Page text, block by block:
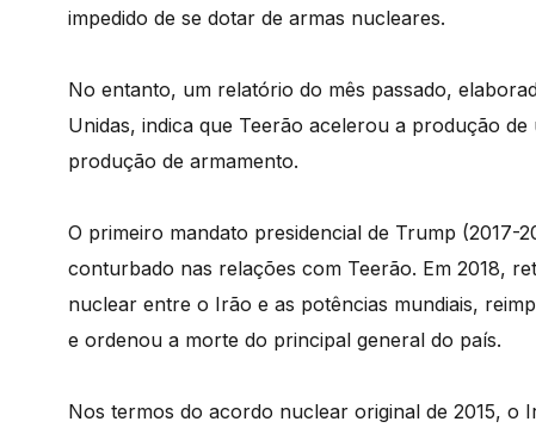
impedido de se dotar de armas nucleares.
No entanto, um relatório do mês passado,
Unidas, indica que Teerão acelerou a produção
produção de armamento.
O primeiro mandato presidencial de Trump
conturbado nas relações com Teerão. Em 2018,
nuclear entre o Irão e as potências mundiais,
e ordenou a morte do principal general do país.
Nos termos do acordo nuclear original de 2015, o